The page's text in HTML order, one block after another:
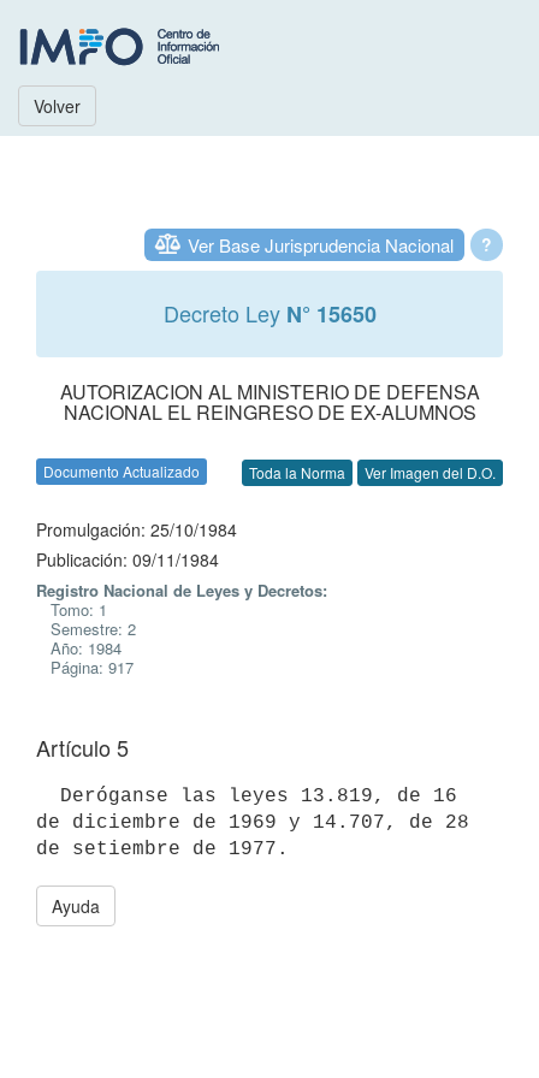
Volver
?
Ver Base Jurisprudencia Nacional
Decreto Ley N° 15650
AUTORIZACION AL MINISTERIO DE DEFENSA
NACIONAL EL REINGRESO DE EX-ALUMNOS
Documento Actualizado Toda la Norma Ver Imagen del D.O.
Promulgación: 25/10/1984
Publicación: 09/11/1984
Registro Nacional de Leyes y Decretos:
Tomo: 1
Semestre: 2
Año: 1984
Página: 917
Artículo 5
de diciembre de 1969 y 14.707, de 28
Ayuda